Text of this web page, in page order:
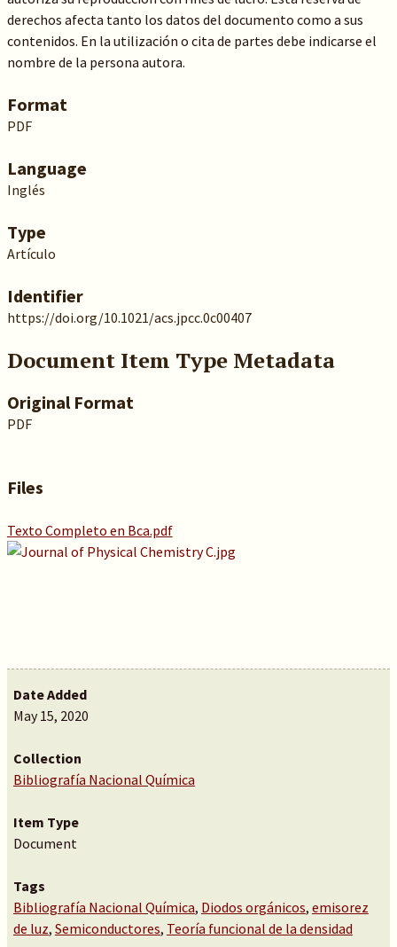
derechos afecta tanto los datos del documento como a sus
contenidos. En la utilización o cita de partes debe indicarse el
nombre de la persona autora.
Format
PDF
Language
Inglés
Type
Artículo
Identifier
https://doi.org/10.1021/acs.jpcc.0c00407
Document Item Type Metadata
Original Format
PDF
Files
Texto Completo en Bca.pdf
Date Added
May 15, 2020
Collection
Bibliografía Nacional Química
Item Type
Document
Tags
Bibliografía Nacional Química, Diodos orgánicos, emisorez
de luz, Semiconductores, Teoría funcional de la densidad